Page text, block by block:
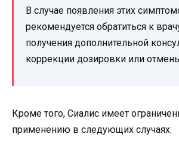
В случае появления этих
рекомендуется обратиться к
получения дополнительной
коррекции дозировки или
Кроме того, Сиалис имеет
применению в следующих случаях: